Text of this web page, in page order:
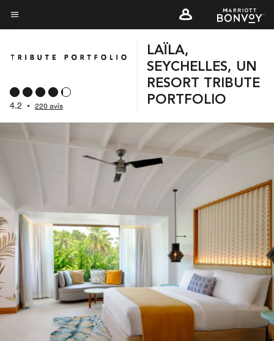
Skip
to
content
Texte du menu
4.2 • 220 avis
LAÏLA,
SEYCHELLES, UN
RESORT TRIBUTE
PORTFOLIO